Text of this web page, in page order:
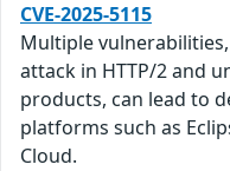
CVE-2025-5115
Multiple
attack in HTTP/2 and
products, can lead to
platforms such as
Cloud.